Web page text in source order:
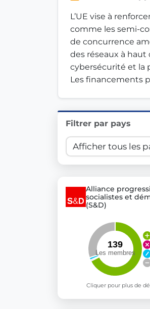
Innovation in
Check Some Votes (CSV),
Get Involved
Become a member:Join us to
Volunteer:
L’UE vise à
comme les semi-
de concurrence
des réseaux à
cybersécurité et la
Les financements
Filtrer par pays
Alliance
socialistes et
(S&D)
Cliquer pour plus de